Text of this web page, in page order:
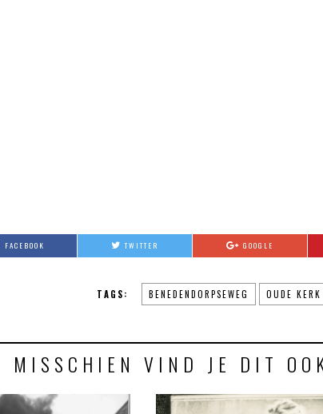
FACEBOOK TWITTER GOOGLE
TAGS: BENEDENDORPSEWEG OUDE KERK
MISSCHIEN VIND JE DIT